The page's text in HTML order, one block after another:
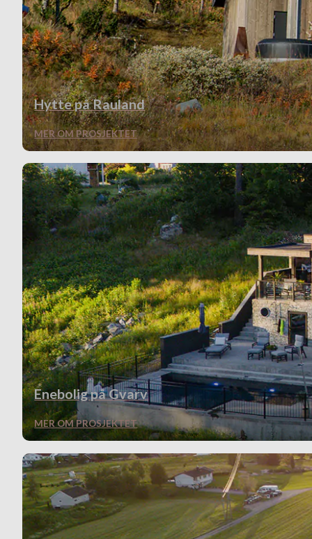
Hytte på Rauland
MER OM PROSJEKTET
Enebolig på Gvarv
MER OM PROSJEKTET